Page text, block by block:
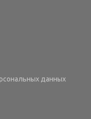
данных